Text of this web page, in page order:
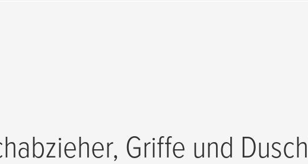
Griffe und